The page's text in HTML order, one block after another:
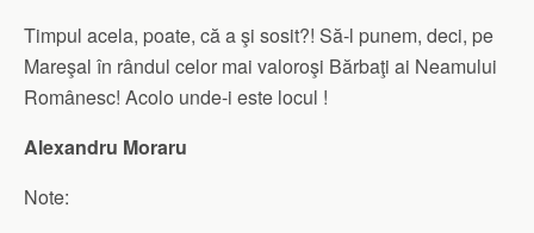
Timpul acela, poate, că a şi sosit?! Să-l punem, deci, pe
Mareşal în rândul celor mai valoroşi Bărbaţi ai Neamului
Românesc! Acolo unde-i este locul !
Alexandru Moraru
Note: